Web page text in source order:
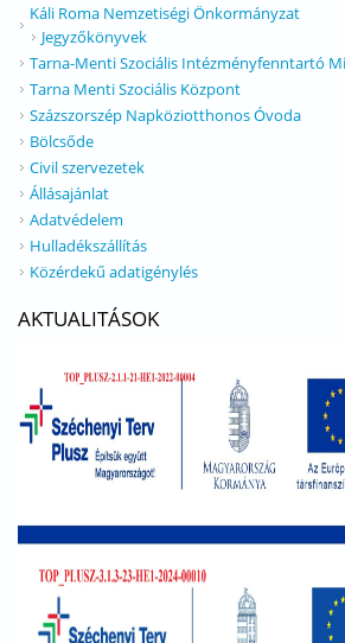
Káli Roma Nemzetiségi Önkormányzat
Jegyzőkönyvek
Tarna-Menti Szociális Intézményfenntartó
Tarna Menti Szociális Központ
Százszorszép Napköziotthonos Óvoda
Bölcsőde
Civil szervezetek
Állásajánlat
Adatvédelem
Hulladékszállítás
Közérdekű adatigénylés
AKTUALITÁSOK